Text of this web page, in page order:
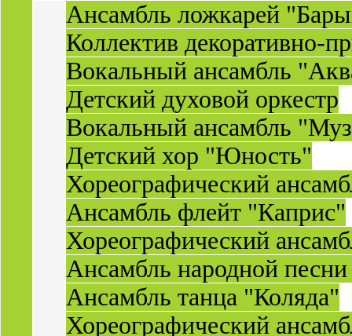
Ансамбль ложкарей
Коллектив декоративно-
Вокальный ансамбль
Детский духовой оркестр
Вокальный ансамбль
Детский хор "Юность"
Хореографический
Ансамбль флейт "Каприс"
Хореографический
Ансамбль народной
Ансамбль танца "Коляда"
Хореографический